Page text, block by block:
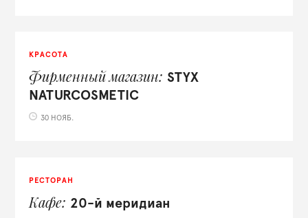
КРАСОТА
Фирменный магазин
STYX
NATURCOSMETIC
30 НОЯБ.
РЕСТОРАН
Кафе 20-й меридиан